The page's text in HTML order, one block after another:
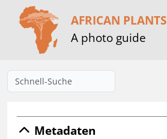
AFRICAN PLANTS
A photo guide
Metadaten